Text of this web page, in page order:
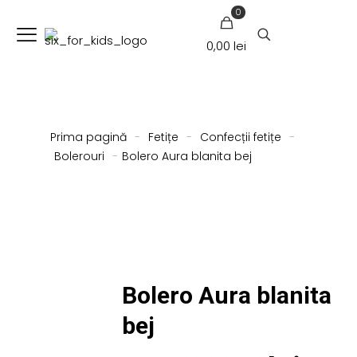
0
0,00 lei
Prima pagină - Fetițe - Confecții fetițe -
Bolerouri - Bolero Aura blanita bej
Bolero Aura blanita
bej